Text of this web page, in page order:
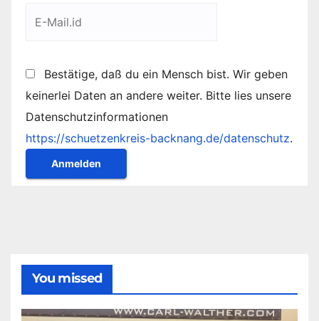
Bestätige, daß du ein Mensch bist. Wir geben
keinerlei Daten an andere weiter. Bitte lies unsere
Datenschutzinformationen
https://schuetzenkreis-backnang.de/datenschutz.
You missed